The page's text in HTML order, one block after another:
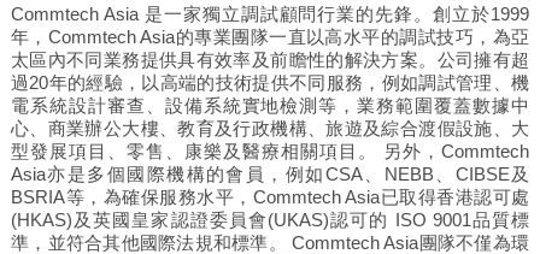
Commtech Asia 是一家獨立調試顧問行業的先鋒。創立於1999
年，Commtech Asia的專業團隊一直以高水平的調試技巧，為亞
太區內不同業務提供具有效率及前瞻性的解決方案。公司擁有超
過20年的經驗，以高端的技術提供不同服務，例如調試管理、機
電系統設計審查、設備系統實地檢測等，業務範圍覆蓋數據中
心、商業辦公大樓、教育及行政機構、旅遊及綜合渡假設施、大
型發展項目、零售、康樂及醫療相關項目。 另外，Commtech
Asia亦是多個國際機構的會員，例如CSA、NEBB、CIBSE及
BSRIA等，為確保服務水平，Commtech Asia已取得香港認可處
(HKAS)及英國皇家認證委員會(UKAS)認可的 ISO 9001品質標
準，並符合其他國際法規和標準。 Commtech Asia團隊不僅為環